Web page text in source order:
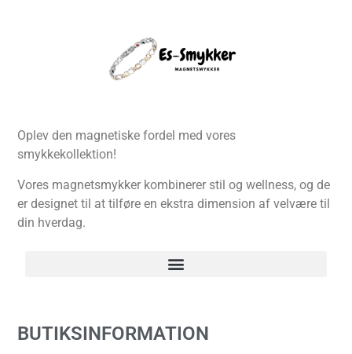
Oplev den magnetiske fordel med vores
smykkekollektion!
Vores magnetsmykker kombinerer stil og wellness, og de
er designet til at tilføre en ekstra dimension af velvære til
din hverdag.
BUTIKSINFORMATION